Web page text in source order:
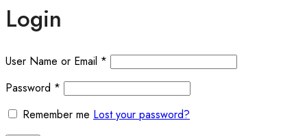
Login
User Name or Email *
Password *
Remember me Lost your password?